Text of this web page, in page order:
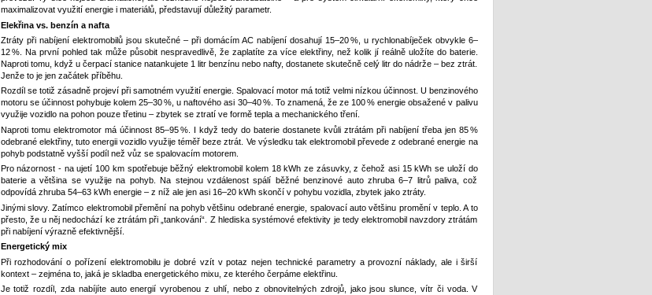
maximalizovat využití energie i materiálů, představují důležitý parametr.
Elekřina vs. benzín a nafta
Ztráty při nabíjení elektromobilů jsou skutečné – při domácím AC nabíjení dosahují 15–20 %, u rychlonabíječek obvykle 6–
12 %. Na první pohled tak může působit nespravedlivě, že zaplatíte za více elektřiny, než kolik jí reálně uložíte do baterie.
Naproti tomu, když u čerpací stanice natankujete 1 litr benzínu nebo nafty, dostanete skutečně celý litr do nádrže – bez ztrát.
Jenže to je jen začátek příběhu.
Rozdíl se totiž zásadně projeví při samotném využití energie. Spalovací motor má totiž velmi nízkou účinnost. U benzinového
motoru se účinnost pohybuje kolem 25–30 %, u naftového asi 30–40 %. To znamená, že ze 100 % energie obsažené v palivu
využije vozidlo na pohon pouze třetinu – zbytek se ztratí ve formě tepla a mechanického tření.
Naproti tomu elektromotor má účinnost 85–95 %. I když tedy do baterie dostanete kvůli ztrátám při nabíjení třeba jen 85 %
odebrané elektřiny, tuto energii vozidlo využije téměř beze ztrát. Ve výsledku tak elektromobil převede z odebrané energie na
pohyb podstatně vyšší podíl než vůz se spalovacím motorem.
Pro názornost - na ujetí 100 km spotřebuje běžný elektromobil kolem 18 kWh ze zásuvky, z čehož asi 15 kWh se uloží do
baterie a většina se využije na pohyb. Na stejnou vzdálenost spálí běžné benzinové auto zhruba 6–7 litrů paliva, což
odpovídá zhruba 54–63 kWh energie – z níž ale jen asi 16–20 kWh skončí v pohybu vozidla, zbytek jako ztráty.
Jinými slovy. Zatímco elektromobil přemění na pohyb většinu odebrané energie, spalovací auto většinu promění v teplo. A to
přesto, že u něj nedochází ke ztrátám při „tankování“. Z hlediska systémové efektivity je tedy elektromobil navzdory ztrátám
při nabíjení výrazně efektivnější.
Energetický mix
Při rozhodování o pořízení elektromobilu je dobré vzít v potaz nejen technické parametry a provozní náklady, ale i širší
kontext – zejména to, jaká je skladba energetického mixu, ze kterého čerpáme elektřinu.
Je totiž rozdíl, zda nabíjíte auto energií vyrobenou z uhlí, nebo z obnovitelných zdrojů, jako jsou slunce, vítr či voda. V